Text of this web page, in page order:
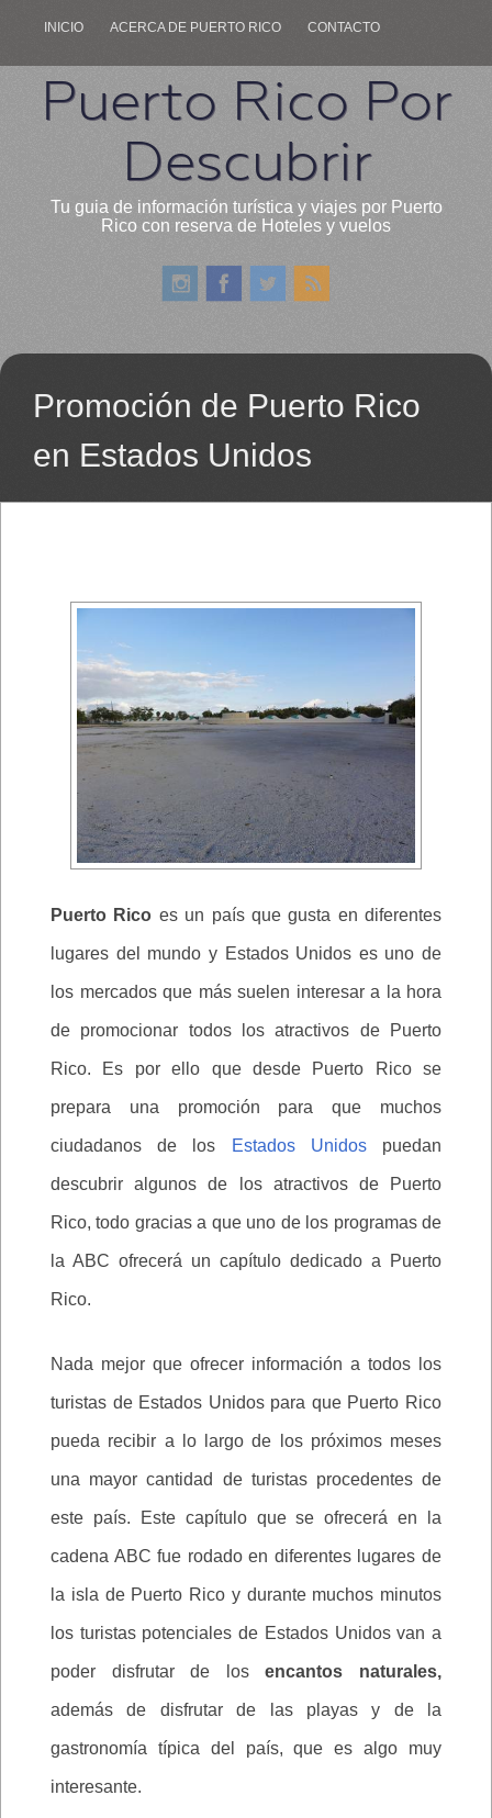
INICIO ACERCA DE PUERTO RICO CONTACTO
Puerto Rico Por
Descubrir
Tu guia de información turística y viajes por Puerto
Rico con reserva de Hoteles y vuelos
Promoción de Puerto Rico
en Estados Unidos
Puerto Rico es un país que gusta en diferentes
lugares del mundo y Estados Unidos es uno de
los mercados que más suelen interesar a la hora
de promocionar todos los atractivos de Puerto
Rico. Es por ello que desde Puerto Rico se
prepara una promoción para que muchos
ciudadanos de los Estados Unidospuedan
descubrir algunos de los atractivos de Puerto
Rico, todo gracias a que uno de los programas de
la ABC ofrecerá un capítulo dedicado a Puerto
Rico.
Nada mejor que ofrecer información a todos los
turistas de Estados Unidos para que Puerto Rico
pueda recibir a lo largo de los próximos meses
una mayor cantidad de turistas procedentes de
este país. Este capítulo que se ofrecerá en la
cadena ABC fue rodado en diferentes lugares de
la isla de Puerto Rico y durante muchos minutos
los turistas potenciales de Estados Unidos van a
poder disfrutar de losencantos naturales,
además de disfrutar de las playas y de la
gastronomía típica del país, que es algo muy
interesante.